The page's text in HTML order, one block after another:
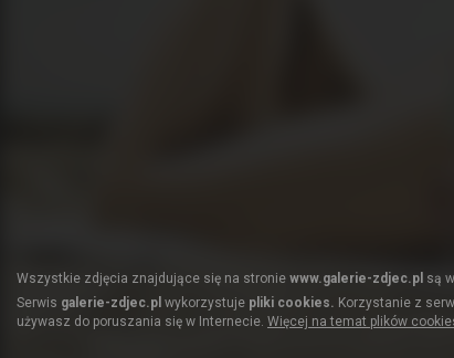
Wszystkie zdjęcia znajdujące się na stronie www.galerie-zdjec.pl są
Serwis galerie-zdjec.pl wykorzystuje pliki cookies. Korzystanie z
używasz do poruszania się w Internecie. Więcej na temat plików